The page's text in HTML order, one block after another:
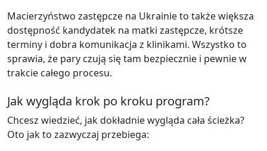
Macierzyństwo zastępcze na Ukrainie to także większa
dostępność kandydatek na matki zastępcze, krótsze
terminy i dobra komunikacja z klinikami. Wszystko to
sprawia, że pary czują się tam bezpiecznie i pewnie w
trakcie całego procesu.
Jak wygląda krok po kroku program?
Chcesz wiedzieć, jak dokładnie wygląda cała ścieżka?
Oto jak to zazwyczaj przebiega: